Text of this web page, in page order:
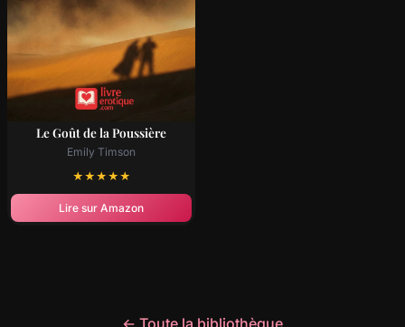
Le Goût de la Poussière
Emily Timson
★ ★ ★ ★ ★
Lire sur Amazon
← Toute la bibliothèque